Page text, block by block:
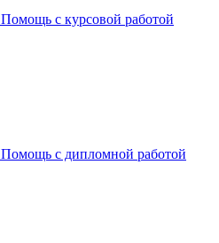
Помощь с курсовой работой
Помощь с дипломной работой